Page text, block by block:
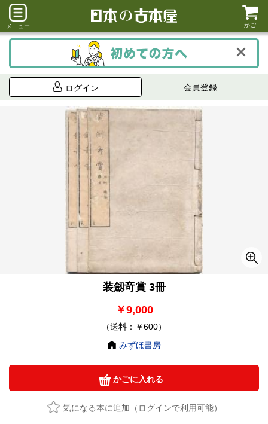
メニュー かご
ログイン 会員登録
装劔竒賞 3冊
￥9,000
（送料：￥600）
みずほ書房
かごに入れる
気になる本に追加（ログインで利用可能）